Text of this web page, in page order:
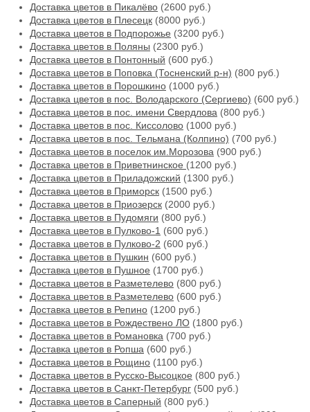
Доставка цветов в Пикалёво (2600 руб.)
Доставка цветов в Плесецк (8000 руб.)
Доставка цветов в Подпорожье (3200 руб.)
Доставка цветов в Поляны (2300 руб.)
Доставка цветов в Понтонный (600 руб.)
Доставка цветов в Поповка (Тосненский р-н) (800 руб.)
Доставка цветов в Порошкино (1000 руб.)
Доставка цветов в пос. Володарского (Сергиево) (600 руб.)
Доставка цветов в пос. имени Свердлова (800 руб.)
Доставка цветов в пос. Киссолово (1000 руб.)
Доставка цветов в пос. Тельмана (Колпино) (700 руб.)
Доставка цветов в поселок им.Морозова (900 руб.)
Доставка цветов в Приветнинское (1200 руб.)
Доставка цветов в Приладожский (1300 руб.)
Доставка цветов в Приморск (1500 руб.)
Доставка цветов в Приозерск (2000 руб.)
Доставка цветов в Пудомяги (800 руб.)
Доставка цветов в Пулково-1 (600 руб.)
Доставка цветов в Пулково-2 (600 руб.)
Доставка цветов в Пушкин (600 руб.)
Доставка цветов в Пушное (1700 руб.)
Доставка цветов в Разметелево (800 руб.)
Доставка цветов в Разметелево (600 руб.)
Доставка цветов в Репино (1200 руб.)
Доставка цветов в Рождествено ЛО (1800 руб.)
Доставка цветов в Романовка (700 руб.)
Доставка цветов в Ропша (600 руб.)
Доставка цветов в Рощино (1100 руб.)
Доставка цветов в Русско-Высоцкое (800 руб.)
Доставка цветов в Санкт-Петербург (500 руб.)
Доставка цветов в Саперный (800 руб.)